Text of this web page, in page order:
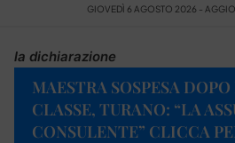
GIOVEDÌ 6 AGOSTO 2026 -
la dichiarazione
MAESTRA SOSPESA
CLASSE, TURANO: “LA
CONSULENTE” CLICCA